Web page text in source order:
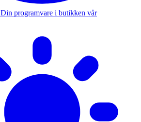
Din programvare i butikken vår